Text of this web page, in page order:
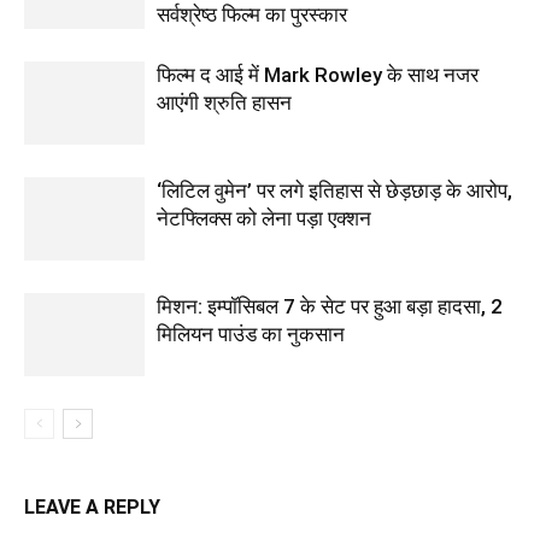
सर्वश्रेष्ठ फिल्म का पुरस्कार
फिल्‍म द आई में Mark Rowley के साथ नजर
आएंगी श्रुति हासन
‘लिटिल वुमेन’ पर लगे इतिहास से छेड़छाड़ के आरोप,
नेटफ्लिक्स को लेना पड़ा एक्‍शन
मिशन: इम्पॉसिबल 7 के सेट पर हुआ बड़ा हादसा, 2
मिलियन पाउंड का नुकसान
LEAVE A REPLY